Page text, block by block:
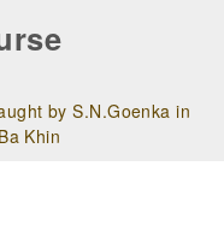
by S.N.Goenka in
Khin